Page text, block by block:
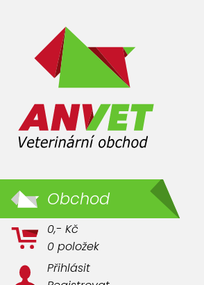
Obchod
0,- Kč
0 položek
Přihlásit